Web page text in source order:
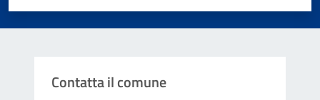
Contatta il comune